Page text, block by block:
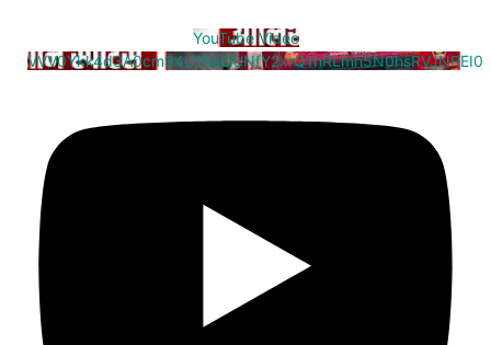
YouTube Video
VVV0Ykk4d3A0cm94U1VaQUNfY2xrQ1hRLmh5N0hsRVJNREI0